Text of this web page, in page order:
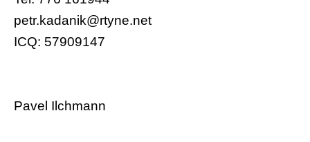
petr.kadanik@rtyne.net
ICQ: 57909147
Pavel Ilchmann